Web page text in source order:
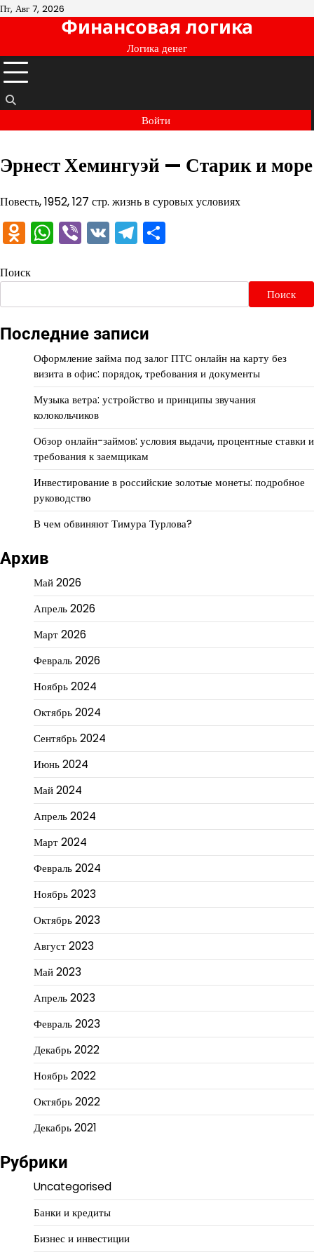
Перейти
Пт, Авг 7, 2026
Финансовая логика
Логика денег
Войти
Эрнест Хемингуэй — Старик и море
Повесть, 1952, 127 стр. жизнь в суровых условиях
Odnoklassniki
WhatsApp
Viber
VKTelegram
Поиск
Поиск
Последние записи
Оформление займа под залог ПТС онлайн на карту без
визита в офис: порядок, требования и документы
Музыка ветра: устройство и принципы звучания
колокольчиков
Обзор онлайн-займов: условия выдачи, процентные ставки и
требования к заемщикам
Инвестирование в российские золотые монеты: подробное
руководство
В чем обвиняют Тимура Турлова?
Архив
Май 2026
Апрель 2026
Март 2026
Февраль 2026
Ноябрь 2024
Октябрь 2024
Сентябрь 2024
Июнь 2024
Май 2024
Апрель 2024
Март 2024
Февраль 2024
Ноябрь 2023
Октябрь 2023
Август 2023
Май 2023
Апрель 2023
Февраль 2023
Декабрь 2022
Ноябрь 2022
Октябрь 2022
Декабрь 2021
Рубрики
Uncategorised
Банки и кредиты
Бизнес и инвестиции